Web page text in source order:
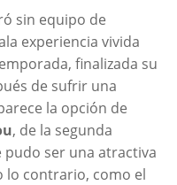
sin equipo de
experiencia vivida
finalizada su
de sufrir una
la opción de
, de la segunda
pudo ser una atractiva
lo contrario, como el